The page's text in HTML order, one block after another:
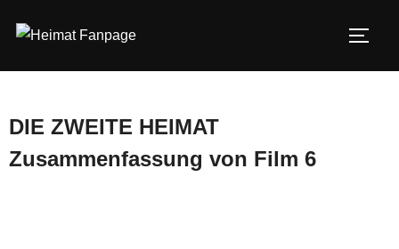
Inhalt
DIE ZWEITE HEIMAT
Zusammenfassung von Film 6